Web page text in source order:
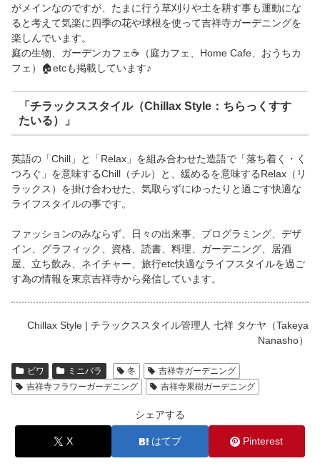
がメインなのですが、たまに行う草刈りや土を耕す事も運動にな
ると考えて気楽に四季の花や球根を使って吉祥寺ガーデニングを
楽しんでいます。
庭の生物、ガーデンカフェ☕（庭カフェ、Home Cafe、おうちカ
フェ）🏠etcも掲載しています♪
「チラックススタイル（Chillax Style：ちらっくすす
たいる）」
英語の「Chill」と「Relax」を組み合わせた造語で「落ち着く・く
つろぐ」を意味するChill（チル）と、緩めるを意味するRelax（リ
ラックス）を掛け合わせた、気取らずにゆったりと過ごす快適な
ライフスタイルの事です。
ファッションのみならず、日々の出来事、プログラミング、デザ
イン、グラフィック、資格、読書、料理、ガーデニング、居酒
屋、立ち飲み、ネイチャー、旅行etc快適なライフスタイルを過ご
す為の情報を東京吉祥寺から発信しています。
Chillax Style | チラックススタイル管理人 七祥 タケヤ（Takeya
Nanasho）
ビワ ミニバラ 冬
吉祥寺ガーデニング
吉祥寺フラワーガーデニング
吉祥寺果樹ガーデニング
シェアする
X はてブ Pinterest